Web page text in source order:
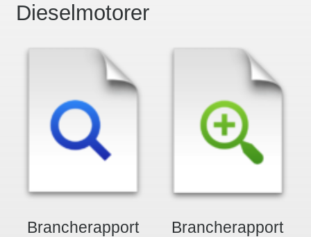
Dieselmotorer
Brancherapport
Brancherapport